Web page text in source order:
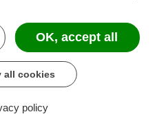
OK, accept all
all cookies
policy